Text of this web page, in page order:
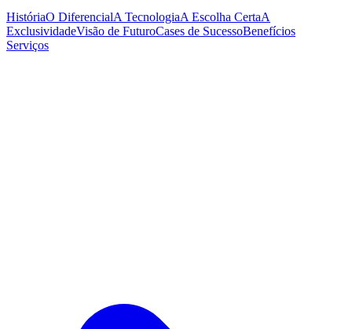
HistóriaO DiferencialA TecnologiaA Escolha CertaA
ExclusividadeVisão de FuturoCases de SucessoBenefícios
Serviços